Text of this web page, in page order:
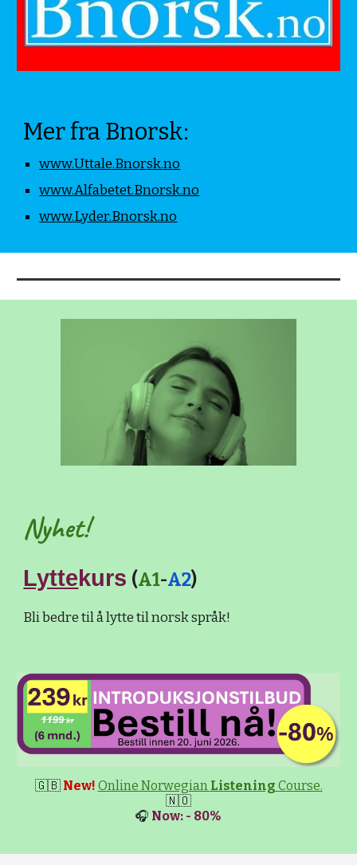
Mer fra Bnorsk:
www.Uttale.Bnorsk.no
www.Alfabetet.Bnorsk.no
www.Lyder.Bnorsk.no
Nyhet!
Lyttekurs (A1-A2)
Bli bedre til å lytte til norsk språk!
🇬🇧 New! Online Norwegian Listening Course.
🇳🇴
🎧 Now: - 80%